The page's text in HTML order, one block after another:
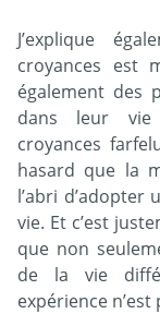
J’explique
croyances est
également des
dans leur vie
croyances
hasard que la
l’abri d’adopter
vie. Et c’est
que non
de la vie
expérience